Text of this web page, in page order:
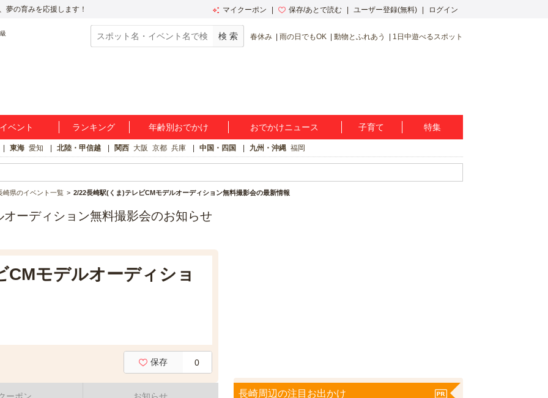
夢の育みを応援します！ マイクーポン 保存/あとで読む ユーザー登録(無料) ログイン
春休み 雨の日でもOK 動物とふれあう 1日中遊べるスポット
ベント ランキング 年齢別おでかけ おでかけニュース 子育て 特集
東海 愛知 北陸・甲信越 関西 大阪 京都 兵庫 中国・四国 九州・沖縄 福岡
崎県のイベント一覧 2/22長崎駅(くま)テレビCMモデルオーディション無料撮影会の最新情報
ーディション無料撮影会のお知らせ
モデルオーディショ
保存 0
長崎周辺の注目お出かけ